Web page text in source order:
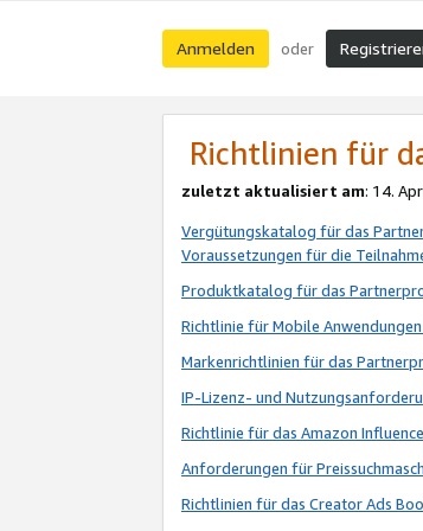
Anmelden oder
Richtlinien für
zuletzt aktualisiert am: 14.
Vergütungskatalog für das
Voraussetzungen für die
Produktkatalog für das
Richtlinie für Mobile
Markenrichtlinien für das
IP-Lizenz- und
Richtlinie für das Amazon
Anforderungen für
Richtlinien für das Creator Ads